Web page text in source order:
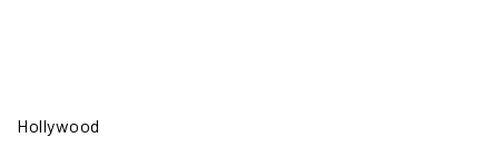
Hollywood